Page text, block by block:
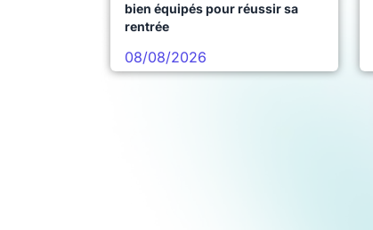
bien équipés pour réussir sa
rentrée
08/08/2026